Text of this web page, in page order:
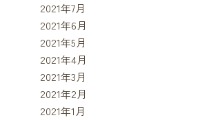
2021年7月
2021年6月
2021年5月
2021年4月
2021年3月
2021年2月
2021年1月